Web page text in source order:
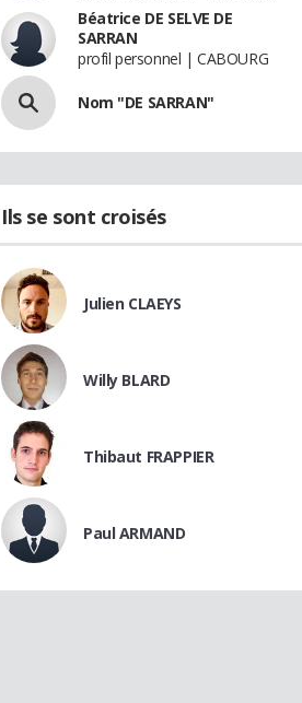
Béatrice DE SELVE DE
SARRAN
profil personnel | CABOURG
Nom "DE SARRAN"
Ils se sont croisés
Julien CLAEYS
Willy BLARD
Thibaut FRAPPIER
Paul ARMAND